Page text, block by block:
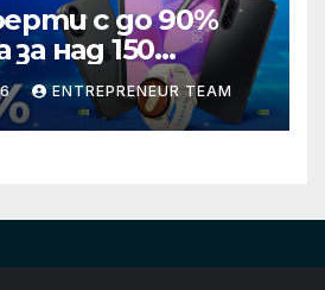
с до 90%
над 150
от Vivacom
ENTREPRENEUR TEAM